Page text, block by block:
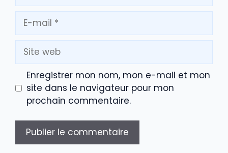
mail
Site
web
Enregistrer mon nom, mon e-mail et mon
site dans le navigateur pour mon
prochain commentaire.